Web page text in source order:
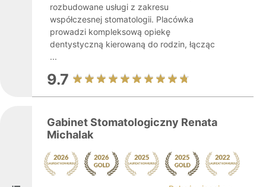
rozbudowane usługi z zakresu
współczesnej stomatologii. Placówka
prowadzi kompleksową opiekę
dentystyczną kierowaną do rodzin, łącząc
...
9.7
Gabinet Stomatologiczny Renata
Michalak